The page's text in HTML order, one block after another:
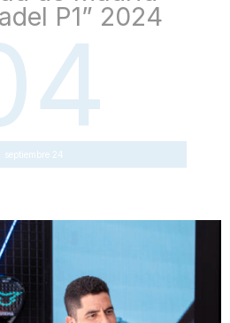
P1” 2024
septiembre 24